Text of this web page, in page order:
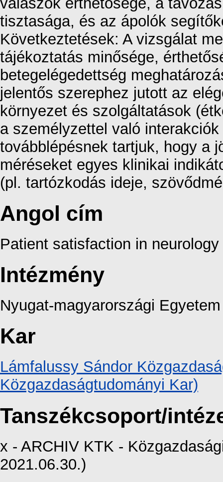
tisztasága, és az ápolók
Következtetések: A vizsgálat
tájékoztatás minősége,
betegelégedettség
jelentős szerephez jutott az
környezet és szolgáltatások
a személyzettel való
továbblépésnek tartjuk, hogy a
méréseket egyes klinikai
(pl. tartózkodás ideje,
Angol cím
Patient satisfaction in
Intézmény
Nyugat-magyarországi Egyetem
Kar
Lámfalussy Sándor
Közgazdaságtudományi Kar)
Tanszékcsoport/
x - ARCHIV KTK -
2021.06.30.)